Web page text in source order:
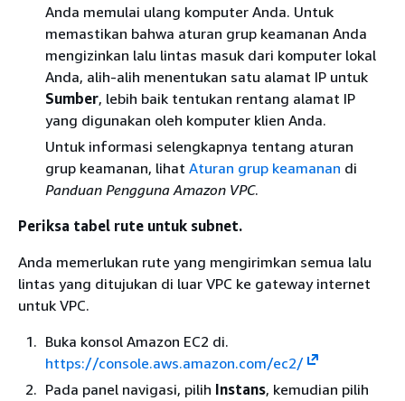
Anda memulai ulang komputer Anda. Untuk
memastikan bahwa aturan grup keamanan Anda
mengizinkan lalu lintas masuk dari komputer lokal
Anda, alih-alih menentukan satu alamat IP untuk
Sumber, lebih baik tentukan rentang alamat IP
yang digunakan oleh komputer klien Anda.
Untuk informasi selengkapnya tentang aturan
grup keamanan, lihat Aturan grup keamanan di
Panduan Pengguna Amazon VPC.
Periksa tabel rute untuk subnet.
Anda memerlukan rute yang mengirimkan semua lalu
lintas yang ditujukan di luar VPC ke gateway internet
untuk VPC.
Buka konsol Amazon EC2 di.
https://console.aws.amazon.com/ec2/
Pada panel navigasi, pilih Instans, kemudian pilih